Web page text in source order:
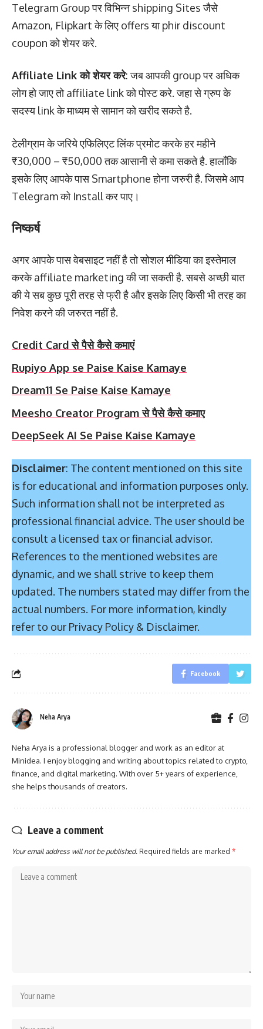
Telegram Group पर विभिन्न shipping Sites जैसे
Amazon, Flipkart के लिए offers या phir discount
coupon को शेयर करे.
Affiliate Link को शेयर करे: जब आपकी group पर अधिक
लोग हो जाए तो affiliate link को पोस्ट करे. जहा से ग्रुप के
सदस्य link के माध्यम से सामान को खरीद सकते है.
टेलीग्राम के जरिये एफिलिएट लिंक प्रमोट करके हर महीने
₹30,000 – ₹50,000 तक आसानी से कमा सकते है. हालाँकि
इसके लिए आपके पास Smartphone होना जरुरी है. जिसमे आप
Telegram को Install कर पाए।
निष्कर्ष
अगर आपके पास वेबसाइट नहीं है तो सोशल मीडिया का इस्तेमाल
करके affiliate marketing की जा सकती है. सबसे अच्छी बात
की ये सब कुछ पूरी तरह से फ्री है और इसके लिए किसी भी तरह का
निवेश करने की जरुरत नहीं है.
Credit Card से पैसे कैसे कमाएं
Rupiyo App se Paise Kaise Kamaye
Dream11 Se Paise Kaise Kamaye
Meesho Creator Program से पैसे कैसे कमाए
DeepSeek AI Se Paise Kaise Kamaye
Disclaimer: The content mentioned on this site
is for educational and information purposes only.
Such information shall not be interpreted as
professional financial advice. The user should be
consult a licensed tax or financial advisor.
References to the mentioned websites are
dynamic, and we shall strive to keep them
updated. The numbers stated may differ from the
actual numbers. For more information, kindly
refer to our Privacy Policy & Disclaimer.
Facebook
Neha Arya
Neha Arya is a professional blogger and work as an editor at
Minidea. I enjoy blogging and writing about topics related to crypto,
finance, and digital marketing. With over 5+ years of experience,
she helps thousands of creators.
Leave a comment
Your email address will not be published. Required fields are marked *